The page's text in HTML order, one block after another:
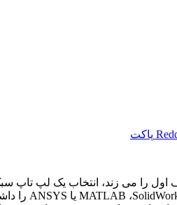
پاکت
را می زند، انتخاب یک لپ تاپ
، MATLAB یا ANSYS را